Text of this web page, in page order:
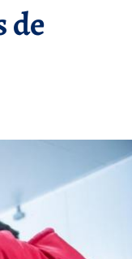
de